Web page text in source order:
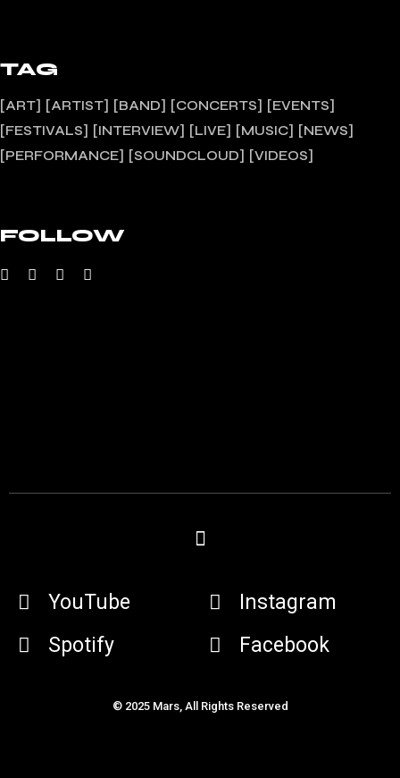
TAG
ART ARTIST BAND CONCERTS
EVENTS
FESTIVALS
INTERVIEW LIVE MUSIC
NEWS
PERFORMANCE
SOUNDCLOUD VIDEOS
FOLLOW
YouTube
Instagram
Spotify
Facebook
© 2025 Mars, All Rights Reserved